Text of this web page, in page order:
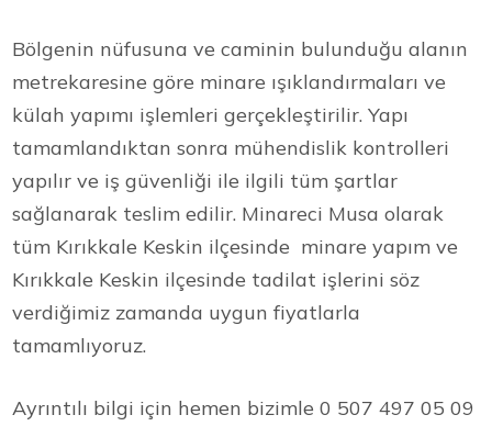
Bölgenin nüfusuna ve caminin bulunduğu alanın
metrekaresine göre minare ışıklandırmaları ve
külah yapımı işlemleri gerçekleştirilir. Yapı
tamamlandıktan sonra mühendislik kontrolleri
yapılır ve iş güvenliği ile ilgili tüm şartlar
sağlanarak teslim edilir. Minareci Musa olarak
tüm Kırıkkale Keskin ilçesinde minare yapım ve
Kırıkkale Keskin ilçesinde tadilat işlerini söz
verdiğimiz zamanda uygun fiyatlarla
tamamlıyoruz.
Ayrıntılı bilgi için hemen bizimle 0 507 497 05 09